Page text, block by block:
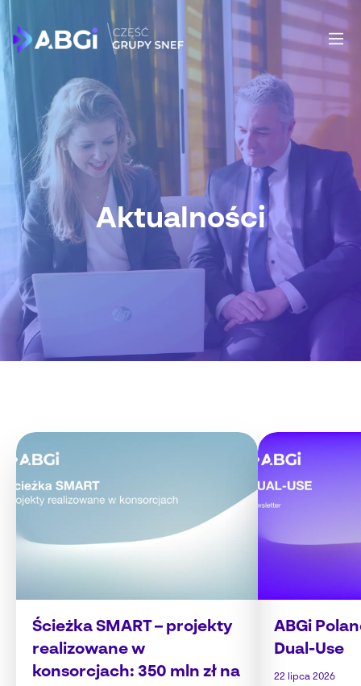
Aktualności
Ścieżka SMART – projekty
realizowane w
konsorcjach: 350 mln zł na
ABGi
Dual-Use
22 lipca 2026